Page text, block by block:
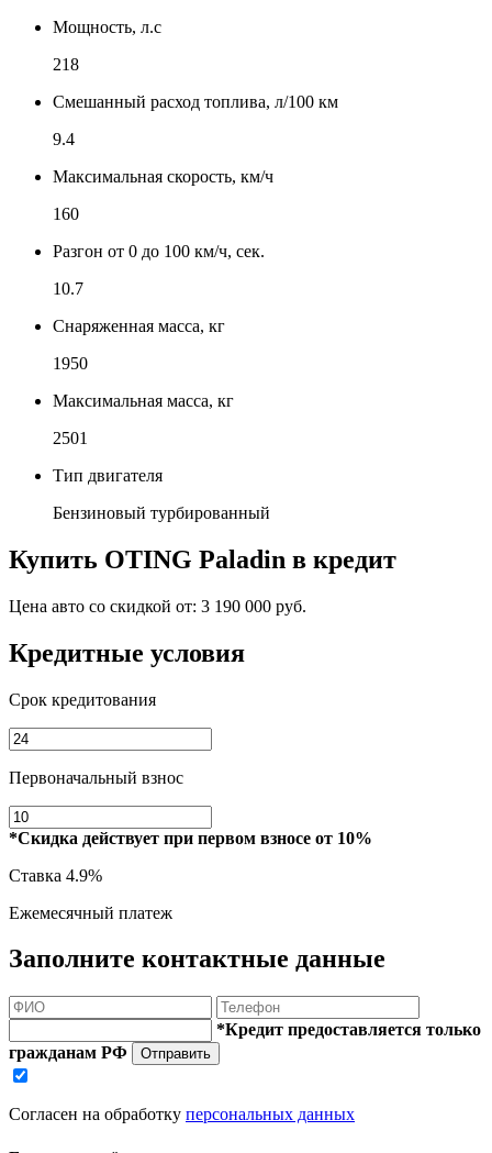
Мощность, л.с
218
Смешанный расход топлива, л/100 км
9.4
Максимальная скорость, км/ч
160
Разгон от 0 до 100 км/ч, сек.
10.7
Снаряженная масса, кг
1950
Максимальная масса, кг
2501
Тип двигателя
Бензиновый турбированный
Купить OTING Paladin в кредит
Цена авто со скидкой от: 3 190 000 руб.
Кредитные условия
Срок кредитования
Первоначальный взнос
*Скидка действует при первом взносе от 10%
Ставка 4.9%
Ежемесячный платеж
Заполните контактные данные
*Кредит предоставляется только
гражданам РФ
Отправить
Согласен на обработку персональных данных